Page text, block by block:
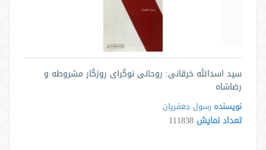
سید اسدالله خرقانی: روحانی نوگرای روزگار مشروطه و
رضاشاه
نویسنده رسول جعفریان
تعداد نمایش 111838